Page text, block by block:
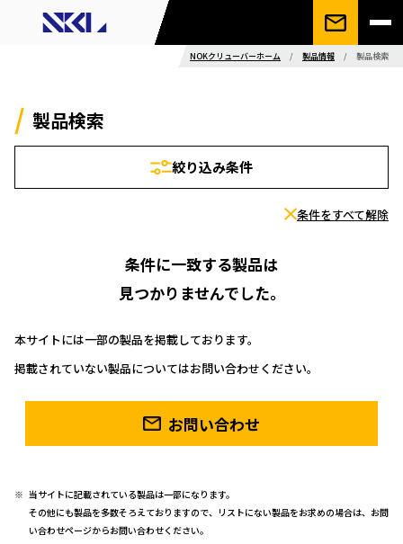
NOKクリューバーホーム / 製品情報 / 製品検索
製品検索
絞り込み条件
条件をすべて解除
条件に一致する製品は
見つかりませんでした。
本サイトには一部の製品を掲載しております。
掲載されていない製品についてはお問い合わせください。
お問い合わせ
当サイトに記載されている製品は一部になります。
その他にも製品を多数そろえておりますので、リストにない製品をお求めの場合は、お問
い合わせページからお問い合わせください。